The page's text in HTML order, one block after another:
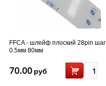
FFCA - шлейф плоский 28pin шаг
0.5мм 80мм
70.00 руб